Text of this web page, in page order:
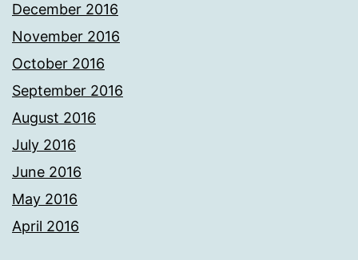
December 2016
November 2016
October 2016
September 2016
August 2016
July 2016
June 2016
May 2016
April 2016